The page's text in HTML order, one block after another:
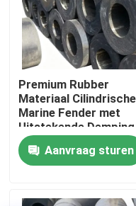
Over ons
Fabriekstocht
Kwaliteitscontrole
Vraag een offerte
Premium Rubber
Materiaal Cilindrische
Marine Fender met
Uitstekende Demping
en Op Maat
Maten Beschikbaar
Aanvraag sturen